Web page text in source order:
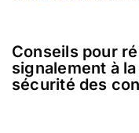
Conseils pour
signalement à
sécurité des